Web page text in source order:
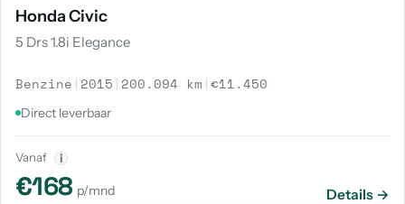
Honda Civic
5 Drs 1.8i Elegance
Benzine | 2015 | 200.094 km |€11.450
Direct leverbaar
Vanaf i
€168 p/mnd Details →